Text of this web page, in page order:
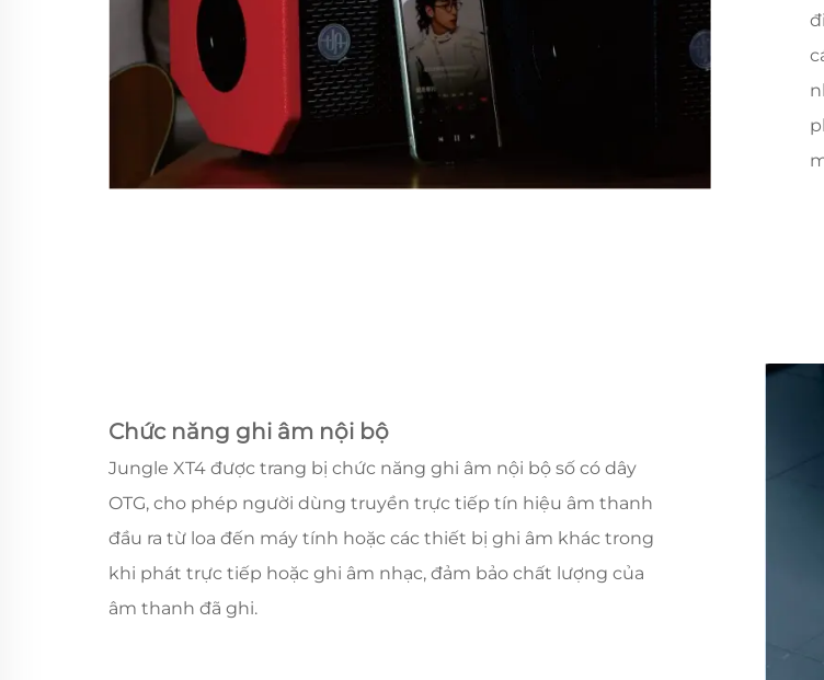
Chức năng ghi âm nội bộ
Jungle XT4 được trang bị chức năng ghi âm nội bộ số có dây
OTG, cho phép người dùng truyền trực tiếp tín hiệu âm thanh
đầu ra từ loa đến máy tính hoặc các thiết bị ghi âm khác trong
khi phát trực tiếp hoặc ghi âm nhạc, đảm bảo chất lượng của
âm thanh đã ghi.